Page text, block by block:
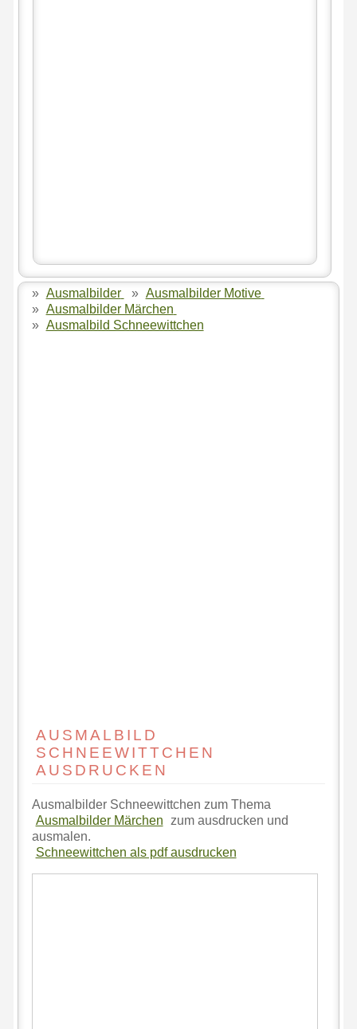
» Ausmalbilder » Ausmalbilder Motive
» Ausmalbilder Märchen
» Ausmalbild Schneewittchen
AUSMALBILD
SCHNEEWITTCHEN
AUSDRUCKEN
Ausmalbilder Schneewittchen zum Thema
Ausmalbilder Märchen
zum ausdrucken und
ausmalen.
Schneewittchen als pdf ausdrucken